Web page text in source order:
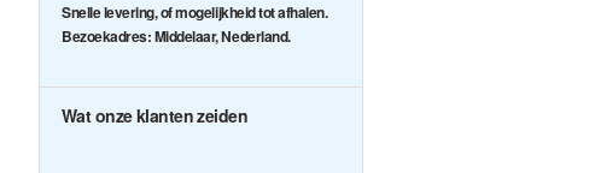
Snelle levering, of mogelijkheid tot afhalen.
Bezoekadres: Middelaar, Nederland.
Wat onze klanten zeiden